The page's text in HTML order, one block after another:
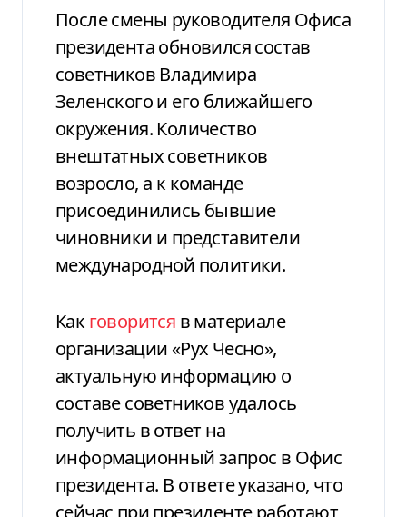
После смены руководителя Офиса
президента обновился состав
советников Владимира
Зеленского и его ближайшего
окружения. Количество
внештатных советников
возросло, а к команде
присоединились бывшие
чиновники и представители
международной политики.
Как говорится в материале
организации «Рух Чесно»,
актуальную информацию о
составе советников удалось
получить в ответ на
информационный запрос в Офис
президента. В ответе указано, что
сейчас при президенте работают